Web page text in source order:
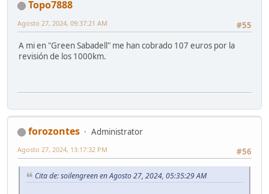
Topo7888
#55
Agosto 27, 2024, 09:37:21 AM
A mi en "Green Sabadell" me han cobrado 107 euros por la
revisión de los 1000km.
forozontes
Administrator
#56
Agosto 27, 2024, 13:17:32 PM
Cita de: soilengreen en Agosto 27, 2024, 05:35:29 AM